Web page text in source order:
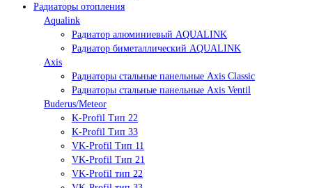
Радиаторы отопления
Aqualink
Радиатор алюминиевый AQUALINK
Радиатор биметаллический AQUALINK
Axis
Радиаторы стальные панельные Axis Classic
Радиаторы стальные панельные Axis Ventil
Buderus/Meteor
K-Profil Тип 22
K-Profil Тип 33
VK-Profil Тип 11
VK-Profil Тип 21
VK-Profil тип 22